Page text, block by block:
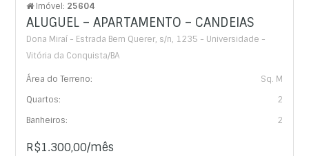
Imóvel: 25604
ALUGUEL – APARTAMENTO – CANDEIAS
Dona Miraí - Estrada Bem Querer, s/n, 1235 - Universidade -
Vitória da Conquista/BA
Área do Terreno:
Sq. M
Quartos:
2
Banheiros:
2
R$1.300,00/mês